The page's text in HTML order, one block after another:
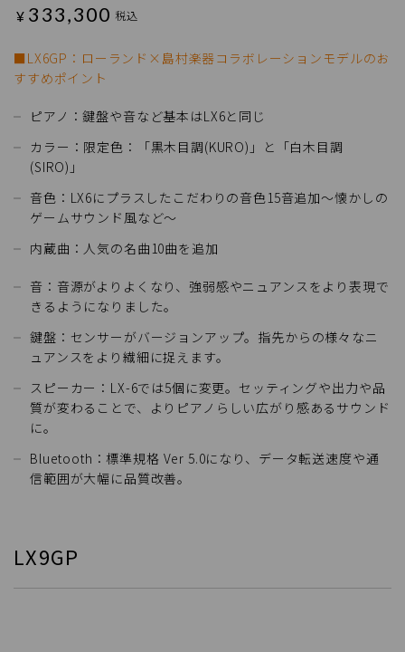
¥ 333,300 税込
■LX6GP：ローランド×島村楽器コラボレーションモデルのお
すすめポイント
ピアノ：鍵盤や音など基本はLX6と同じ
カラー：限定色：「黒木目調(KURO)」と「白木目調
(SIRO)」
音色：LX6にプラスしたこだわりの音色15音追加～懐かしの
ゲームサウンド風など～
内蔵曲：人気の名曲10曲を追加
音：音源がよりよくなり、強弱感やニュアンスをより表現で
きるようになりました。
鍵盤：センサーがバージョンアップ。指先からの様々なニ
ュアンスをより繊細に捉えます。
スピーカー：LX-6では5個に変更。セッティングや出力や品
質が変わることで、よりピアノらしい広がり感あるサウンド
に。
Bluetooth：標準規格 Ver 5.0になり、データ転送速度や通
信範囲が大幅に品質改善。
LX9GP